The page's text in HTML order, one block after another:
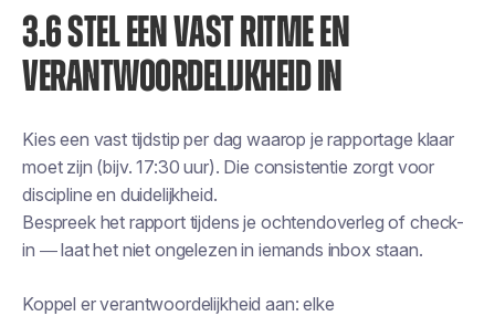
3.6 STEL EEN VAST RITME EN
VERANTWOORDELIJKHEID IN
Kies een vast tijdstip per dag waarop je rapportage klaar
moet zijn (bijv. 17:30 uur). Die consistentie zorgt voor
discipline en duidelijkheid.
Bespreek het rapport tijdens je ochtendoverleg of check-
in — laat het niet ongelezen in iemands inbox staan.
Koppel er verantwoordelijkheid aan: elke